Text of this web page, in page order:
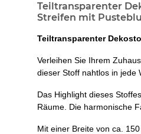
Teiltransparenter
Streifen mit
Teiltransparenter
Verleihen Sie Ihrem
dieser Stoff nahtlos in jede
Das Highlight dieses
Räume. Die harmonische
Mit einer Breite von ca.